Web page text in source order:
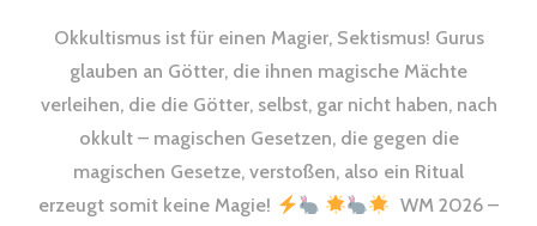
Okkultismus ist für einen Magier, Sektismus! Gurus
glauben an Götter, die ihnen magische Mächte
verleihen, die die Götter, selbst, gar nicht haben, nach
okkult – magischen Gesetzen, die gegen die
magischen Gesetze, verstoßen, also ein Ritual
erzeugt somit keine Magie!
WM 2026 –